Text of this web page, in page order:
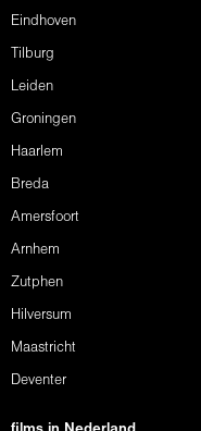
Eindhoven
Tilburg
Leiden
Groningen
Haarlem
Breda
Amersfoort
Arnhem
Zutphen
Hilversum
Maastricht
Deventer